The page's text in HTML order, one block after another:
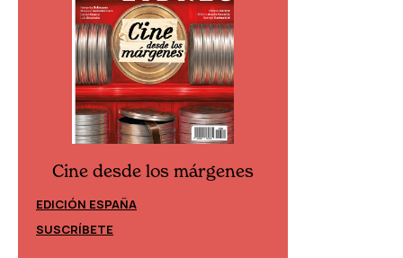
Cine desde los márgenes
EDICIÓN ESPAÑA
SUSCRÍBETE